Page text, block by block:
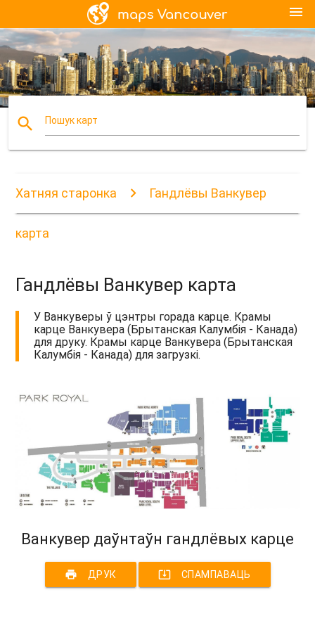
menu
search Пошук карт
Хатняя старонка Гандлёвы Ванкувер
карта
Гандлёвы Ванкувер карта
У Ванкуверы ў цэнтры горада карце. Крамы
карце Ванкувера (Брытанская Калумбія - Канада)
для друку. Крамы карце Ванкувера (Брытанская
Калумбія - Канада) для загрузкі.
Ванкувер даўнтаўн гандлёвых карце
print ДРУК system_update_alt СПАМПАВАЦЬ